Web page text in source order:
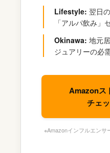
Lifestyle: 翌日
「アルパ飲み」
Okinawa: 地元
ジュアリーの必
Amazonス
チェ
※Amazonインフルエンサ